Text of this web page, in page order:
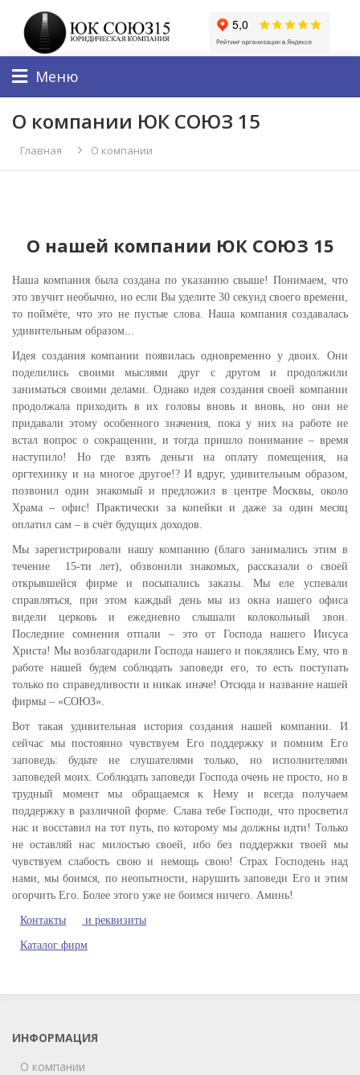
Меню
О компании ЮК СОЮЗ 15
Главная О компании
О нашей компании ЮК СОЮЗ 15
Наша компания была создана по указанию свыше! Понимаем, что
это звучит необычно, но если Вы уделите 30 секунд своего времени,
то поймёте, что это не пустые слова. Наша компания создавалась
удивительным образом...
Идея создания компании появилась одновременно у двоих. Они
поделились своими мыслями друг с другом и продолжили
заниматься своими делами. Однако идея создания своей компании
продолжала приходить в их головы вновь и вновь, но они не
придавали этому особенного значения, пока у них на работе не
встал вопрос о сокращении, и тогда пришло понимание – время
наступило! Но где взять деньги на оплату помещения, на
оргтехнику и на многое другое!? И вдруг, удивительным образом,
позвонил один знакомый и предложил в центре Москвы, около
Храма – офис! Практически за копейки и даже за один месяц
оплатил сам – в счёт будущих доходов.
Мы зарегистрировали нашу компанию (благо занимались этим в
течение 15-ти лет), обзвонили знакомых, рассказали о своей
открывшейся фирме и посыпались заказы. Мы еле успевали
справляться, при этом каждый день мы из окна нашего офиса
видели церковь и ежедневно слышали колокольный звон.
Последние сомнения отпали – это от Господа нашего Иисуса
Христа! Мы возблагодарили Господа нашего и поклялись Ему, что в
работе нашей будем соблюдать заповеди его, то есть поступать
только по справедливости и никак иначе! Отсюда и название нашей
фирмы – «СОЮЗ».
Вот такая удивительная история создания нашей компании. И
сейчас мы постоянно чувствуем Его поддержку и помним Его
заповедь: будьте не слушателями только, но исполнителями
заповедей моих. Соблюдать заповеди Господа очень не просто, но в
трудный момент мы обращаемся к Нему и всегда получаем
поддержку в различной форме. Слава тебе Господи, что просветил
нас и восставил на тот путь, по которому мы должны идти! Только
не оставляй нас милостью своей, ибо без поддержки твоей мы
чувствуем слабость свою и немощь свою! Страх Господень над
нами, мы боимся, по неопытности, нарушить заповеди Его и этим
огорчить Его. Более этого уже не боимся ничего. Аминь!
Контакты и реквизиты
Каталог фирм
ИНФОРМАЦИЯ
О компании